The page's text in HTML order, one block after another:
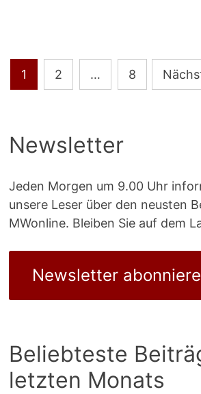
der
1 2 … 8
Newsletter
Jeden Morgen um 9.00 Uhr
unsere Leser über den neusten
MWonline. Bleiben Sie auf dem
Newsletter
Beliebteste
letzten Monats